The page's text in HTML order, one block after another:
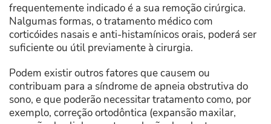
frequentemente indicado é a sua remoção cirúrgica.
Nalgumas formas, o tratamento médico com
corticóides nasais e anti-histamínicos orais, poderá ser
suficiente ou útil previamente à cirurgia.
Podem existir outros fatores que causem ou
contribuam para a síndrome de apneia obstrutiva do
sono, e que poderão necessitar tratamento como, por
exemplo, correção ortodôntica (expansão maxilar,